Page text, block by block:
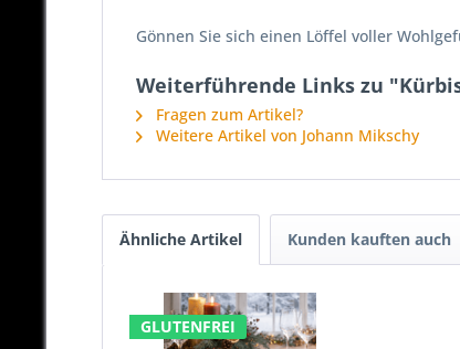
Gönnen Sie sich einen Löffel voller
Weiterführende Links zu
Fragen zum Artikel?
Weitere Artikel von Johann Mikschy
Ähnliche Artikel Kunden kauften auch
GLUTENFREI